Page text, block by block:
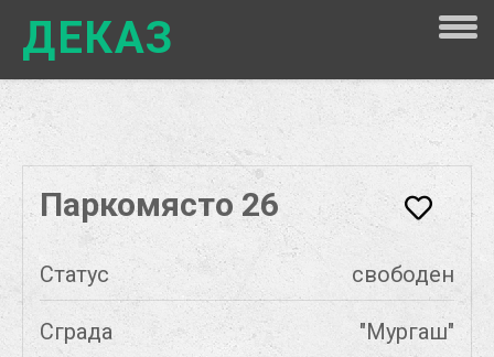
ДЕКАЗ
Паркомясто 26
Статус свободен
Сграда "Мургаш"